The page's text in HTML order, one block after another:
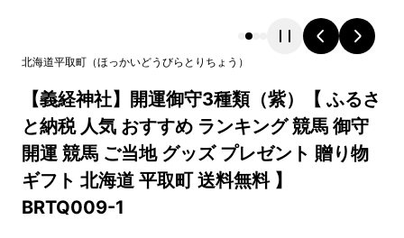
北海道平取町 （ほっかいどう びらとりちょう ）
【義経神社】開運御守3種類（紫）【 ふるさ
と納税 人気 おすすめ ランキング 競馬 御守
開運 競馬 ご当地 グッズ プレゼント 贈り物
ギフト 北海道 平取町 送料無料 】
BRTQ009-1